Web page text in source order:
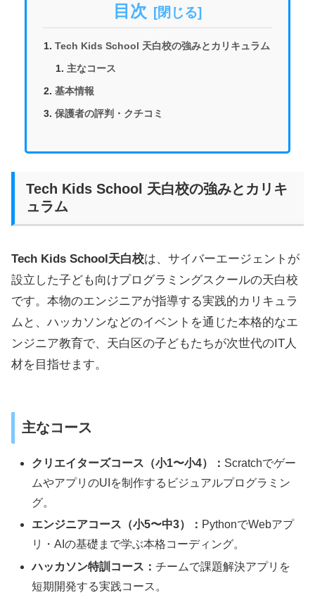
目次
Tech Kids School 天白校の強みとカリキュラム
主なコース
基本情報
保護者の評判・クチコミ
Tech Kids School 天白校の強みとカリキ
ュラム
Tech Kids School天白校は、サイバーエージェントが
設立した子ども向けプログラミングスクールの天白校
です。本物のエンジニアが指導する実践的カリキュラ
ムと、ハッカソンなどのイベントを通じた本格的なエ
ンジニア教育で、天白区の子どもたちが次世代のIT人
材を目指せます。
主なコース
クリエイターズコース（小1〜小4）： Scratchでゲー
ムやアプリのUIを制作するビジュアルプログラミン
グ。
エンジニアコース（小5〜中3）： PythonでWebアプ
リ・AIの基礎まで学ぶ本格コーディング。
ハッカソン特訓コース：チームで課題解決アプリを
短期開発する実践コース。